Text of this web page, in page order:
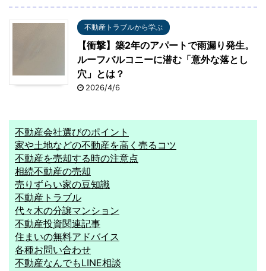
不動産トラブルから学ぶ
【衝撃】築2年のアパートで雨漏り発生。
ルーフバルコニーに潜む「意外な落とし
穴」とは？
2026/4/6
不動産会社選びのポイント
家や土地などの不動産を高く売るコツ
不動産を売却する時の注意点
相続不動産の売却
売りずらい家の豆知識
不動産トラブル
代々木の分譲マンション
不動産投資関連記事
住まいの無料アドバイス
各種お問い合わせ
不動産なんでもLINE相談